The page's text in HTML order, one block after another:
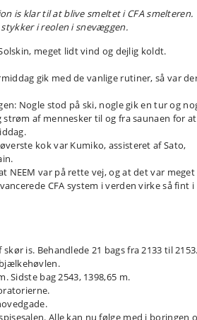
is klar til at blive smeltet i CFA smelteren.
i reolen i snevæggen.
meget lidt vind og dejlig koldt.
gik med de vanlige rutiner, så var
Nogle stod på ski, nogle gik en tur og
af mennesker til og fra saunaen for at
kok var Kumiko, assisteret af Sato,
NEEM var på rette vej, og at det var meget
CFA system i verden virke så fint i
is. Behandlede 21 bags fra 2133 til 2153.
Sidste bag 2543, 1398,65 m.
Alle kan nu følge med i boringen